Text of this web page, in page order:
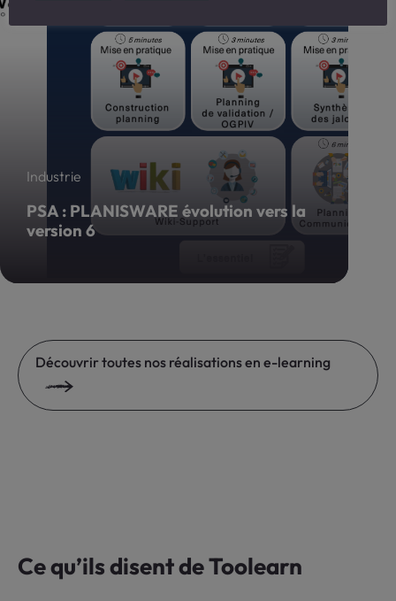
Découvrir toutes nos réalisations en e-learning
Ce qu’ils disent de Toolearn